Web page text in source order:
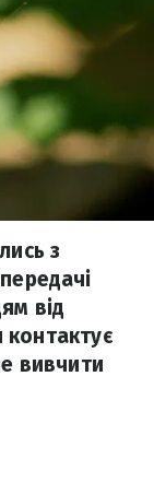
з
від
контактує
вивчити